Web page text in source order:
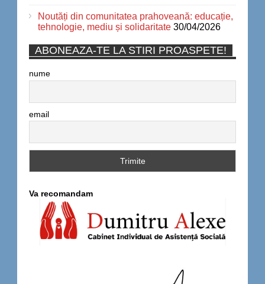
Noutăți din comunitatea prahoveană: educație,
tehnologie, mediu și solidaritate 30/04/2026
ABONEAZA-TE LA STIRI PROASPETE!
nume
email
Va recomandam